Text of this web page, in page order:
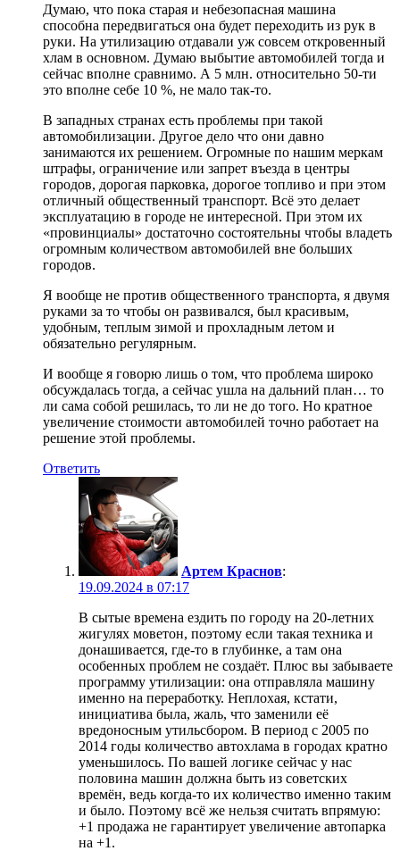
Думаю, что пока старая и небезопасная машина
способна передвигаться она будет переходить из рук в
руки. На утилизацию отдавали уж совсем откровенный
хлам в основном. Думаю выбытие автомобилей тогда и
сейчас вполне сравнимо. А 5 млн. относительно 50-ти
это вполне себе 10 %, не мало так-то.
В западных странах есть проблемы при такой
автомобилизации. Другое дело что они давно
занимаются их решением. Огромные по нашим меркам
штрафы, ограничение или запрет въезда в центры
городов, дорогая парковка, дорогое топливо и при этом
отличный общественный транспорт. Всё это делает
эксплуатацию в городе не интересной. При этом их
«провинциалы» достаточно состоятельны чтобы владеть
огромным количеством автомобилей вне больших
городов.
Я вообще не против общественного транспорта, я двумя
руками за то чтобы он развивался, был красивым,
удобным, теплым зимой и прохладным летом и
обязательно регулярным.
И вообще я говорю лишь о том, что проблема широко
обсуждалась тогда, а сейчас ушла на дальний план… то
ли сама собой решилась, то ли не до того. Но кратное
увеличение стоимости автомобилей точно работает на
решение этой проблемы.
Ответить
Артем Краснов:
19.09.2024 в 07:17
В сытые времена ездить по городу на 20-летних
жигулях моветон, поэтому если такая техника и
донашивается, где-то в глубинке, а там она
особенных проблем не создаёт. Плюс вы забываете
программу утилизации: она отправляла машину
именно на переработку. Неплохая, кстати,
инициатива была, жаль, что заменили её
вредоносным утильсбором. В период с 2005 по
2014 годы количество автохлама в городах кратно
уменьшилось. По вашей логике сейчас у нас
половина машин должна быть из советских
времён, ведь когда-то их количество именно таким
и было. Поэтому всё же нельзя считать впрямую:
+1 продажа не гарантирует увеличение автопарка
на +1.